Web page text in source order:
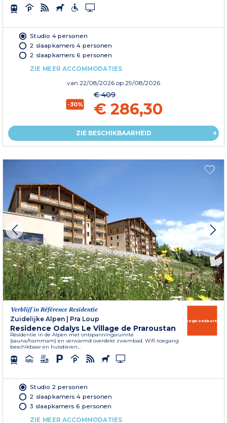
Studio 4 personen
2 slaapkamers 4 personen
2 slaapkamers 6 personen
ZIE MEER ACCOMMODATIES
van 22/08/2026 op 29/08/2026
-30%
€ 409
€ 286,30
ZIE BESCHIKBAARHEID
Verblijf in Référence Residentie
Zuidelijke Alpen
Pra Loup
Residence Odalys Le Village de Praroustan
Residentie in de Alpen met ontspanningsruimte
(sauna/hammam) en verwarmd overdekt zwembad. Wifi-toegang
beschikbaar en huisdieren...
Vroegboekkorting
Studio 2 personen
2 slaapkamers 4 personen
3 slaapkamers 6 personen
ZIE MEER ACCOMMODATIES